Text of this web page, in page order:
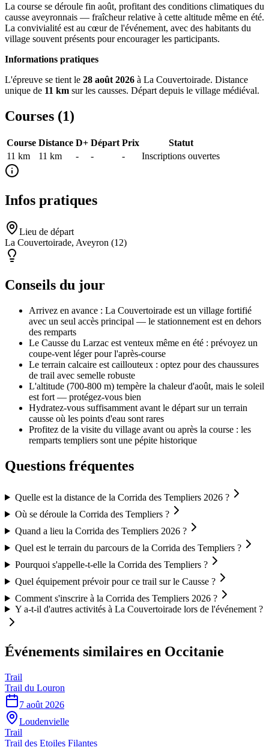
La course se déroule fin août, profitant des conditions climatiques du
causse aveyronnais — fraîcheur relative à cette altitude même en été.
La convivialité est au cœur de l'événement, avec des habitants du
village souvent présents pour encourager les participants.
Informations pratiques
L'épreuve se tient le 28 août 2026 à La Couvertoirade. Distance
unique de 11 km sur les causses. Départ depuis le village médiéval.
Courses (1)
Course Distance D+ Départ Prix
Statut
11 km
11 km - - - Inscriptions ouvertes
Infos pratiques
Lieu de départ
La Couvertoirade, Aveyron (12)
Conseils du jour
Arrivez en avance : La Couvertoirade est un village fortifié
avec un seul accès principal — le stationnement est en dehors
des remparts
Le Causse du Larzac est venteux même en été : prévoyez un
coupe-vent léger pour l'après-course
Le terrain calcaire est caillouteux : optez pour des chaussures
de trail avec semelle robuste
L'altitude (700-800 m) tempère la chaleur d'août, mais le soleil
est fort — protégez-vous bien
Hydratez-vous suffisamment avant le départ sur un terrain
causse où les points d'eau sont rares
Profitez de la visite du village avant ou après la course : les
remparts templiers sont une pépite historique
Questions fréquentes
Quelle est la distance de la Corrida des Templiers 2026 ?
Où se déroule la Corrida des Templiers ?
Quand a lieu la Corrida des Templiers 2026 ?
Quel est le terrain du parcours de la Corrida des Templiers ?
Pourquoi s'appelle-t-elle la Corrida des Templiers ?
Quel équipement prévoir pour ce trail sur le Causse ?
Comment s'inscrire à la Corrida des Templiers 2026 ?
Y a-t-il d'autres activités à La Couvertoirade lors de l'événement ?
Événements similaires en Occitanie
Trail
Trail du Louron
7 août 2026
Loudenvielle
Trail
Trail des Etoiles Filantes